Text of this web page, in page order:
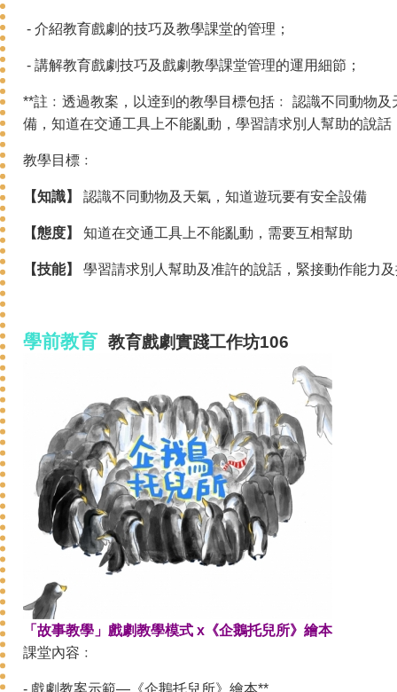
- 介紹教育戲劇的技巧及教學課堂的管理；
- 講解教育戲劇技巧及戲劇教學課堂管理的運用細節；
**註﹕透過教案，以逹到的教學目標包括﹕ 認識不同動物
備，知道在交通工具上不能亂動，學習請求別人幫助的說
教學目標﹕
【知識】 認識不同動物及天氣，知道遊玩要有安全設備
【態度】 知道在交通工具上不能亂動，需要互相幫助
【技能】 學習請求別人幫助及准許的說話，緊接動作能力
學前教育 教育戲劇實踐工作坊106
「故事教學」戲劇教學模式 x《企鵝托兒所》繪本
課堂內容﹕
- 戲劇教案示範—《企鵝托兒所》繪本**